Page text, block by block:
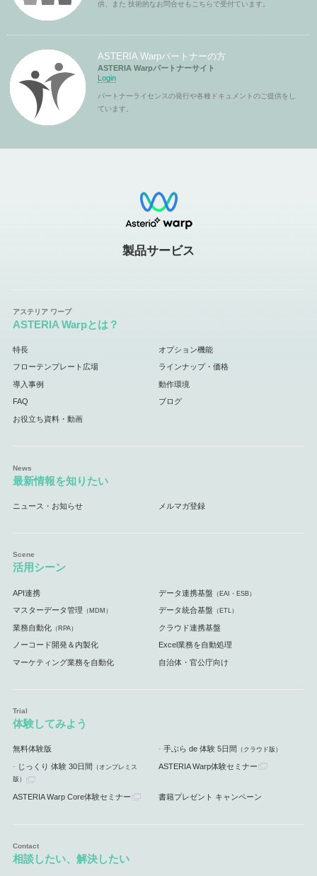
供、また 技術的なお問合せもこちらで受付ています。
ASTERIA Warpパートナーの方
ASTERIA Warpパートナーサイト
Login
パートナーライセンスの発行や各種ドキュメントのご提供をし
ています。
製品サービス
ASTERIA Warpとは？
特長 オプション機能
フローテンプレート広場 ラインナップ・価格
導入事例 動作環境
FAQ ブログ
お役立ち資料・動画
最新情報を知りたい
ニュース・お知らせ メルマガ登録
活用シーン
API連携 データ連携基盤 （EAI・ESB）
マスターデータ管理 （MDM） データ統合基盤 （ETL）
業務自動化（RPA） クラウド連携基盤
ノーコード開発＆内製化 Excel業務を自動処理
マーケティング業務を自動化 自治体・官公庁向け
体験してみよう
無料体験版 手ぶら de 体験 5日間 （クラウド版）
じっくり 体験 30日間 （オンプレミス
版）
ASTERIA Warp体験セミナー
ASTERIA Warp Core体験セミナー 書籍プレゼント キャンペーン
相談したい、解決したい